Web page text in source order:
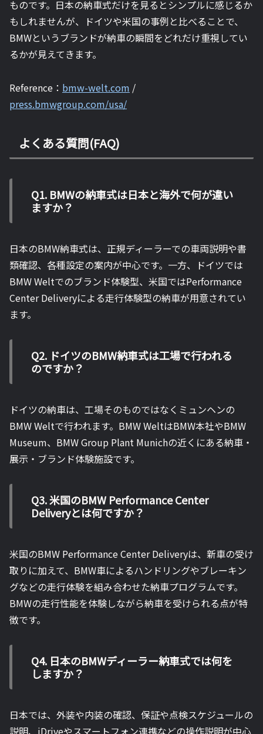
ものです。日本の納車式だけを見るとシンプルに感じるか
もしれませんが、ドイツや米国の事例と比べることで、
BMWというブランドが納車の瞬間をどれだけ重視してい
るかが見えてきます。
Reference： bmw-welt.com /
press.bmwgroup.com/usa/
よくある質問(FAQ)
Q1. BMWの納車式は日本と海外で何が違い
ますか？
日本のBMW納車式は、正規ディーラーでの車両説明や書
類確認、各種設定の案内が中心です。一方、ドイツでは
BMW Weltでのブランド体験型、米国ではPerformance
Center Deliveryによる走行体験型の納車が用意されてい
ます。
Q2. ドイツのBMW納車式は工場で行われる
のですか？
ドイツの納車は、工場そのものではなくミュンヘンの
BMW Weltで行われます。BMW WeltはBMW本社やBMW
Museum、BMW Group Plant Munichの近くにある納車・
展示・ブランド体験施設です。
Q3. 米国のBMW Performance Center
Deliveryとは何ですか？
米国のBMW Performance Center Deliveryは、新車の受け
取りに加えて、BMW車によるハンドリングやブレーキン
グなどの走行体験を組み合わせた納車プログラムです。
BMWの走行性能を体験しながら納車を受けられる点が特
徴です。
Q4. 日本のBMWディーラー納車式では何を
しますか？
日本では、外装や内装の確認、保証や点検スケジュールの
説明、iDriveやスマートフォン連携などの操作説明が中心